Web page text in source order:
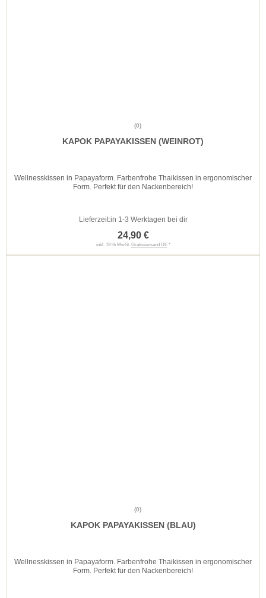
(0)
KAPOK PAPAYAKISSEN (WEINROT)
Wellnesskissen in Papayaform. Farbenfrohe Thaikissen in ergonomischer
Form. Perfekt für den Nackenbereich!
Lieferzeit:in 1-3 Werktagen bei dir
24,90 €
inkl. 19 % MwSt. Gratisversand DE*
(0)
KAPOK PAPAYAKISSEN (BLAU)
Wellnesskissen in Papayaform. Farbenfrohe Thaikissen in ergonomischer
Form. Perfekt für den Nackenbereich!